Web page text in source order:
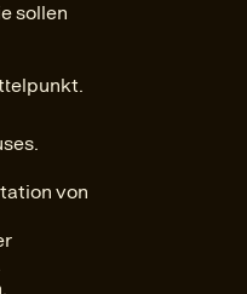
sollen
von